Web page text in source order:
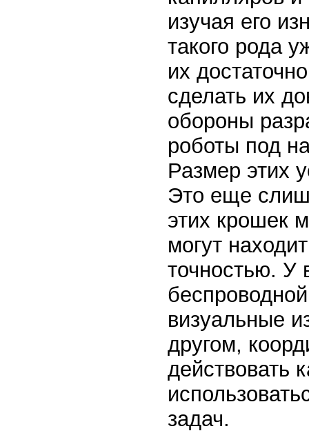
изучая его
такого рода
их
сделать их
обороны
роботы под
Размер этих
Это еще
этих крошек
могут
точностью. У
визуальные
другом,
действовать
задач.